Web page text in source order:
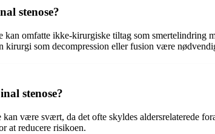
stenose?
kan omfatte ikke-kirurgiske tiltag som
kirurgi som decompression eller fusion være
stenose?
kan være svært, da det ofte skyldes aldersrelaterede
at reducere risikoen.